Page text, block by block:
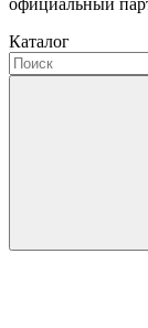
официальный
Каталог